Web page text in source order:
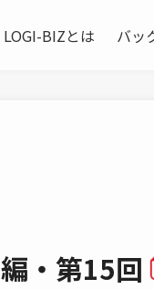
LOGI-BIZとは バッ
・第15回